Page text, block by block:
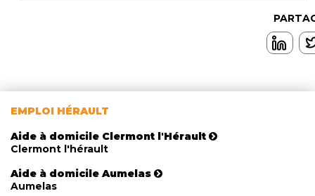
EMPLOI HÉRAULT
Aide à domicile Clermont l'Hérault
Clermont l'hérault
Aide à domicile Aumelas
Aumelas